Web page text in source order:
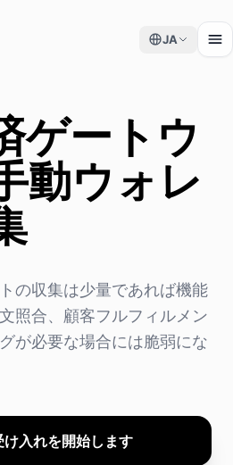
JA
ゲートウ
動ウォレ
の収集は少量であれば機能
照合、顧客フルフィルメン
が必要な場合には脆弱にな
け入れを開始します